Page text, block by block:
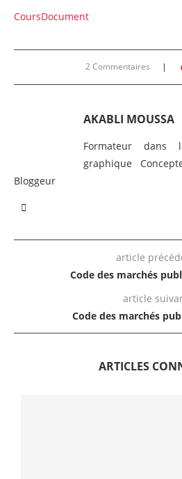
CoursDocument
2 Commentaires
AKABLI MOUSSA
Formateur dans
graphique
Bloggeur
article
Code des marchés
article
Code des marchés
ARTICLES